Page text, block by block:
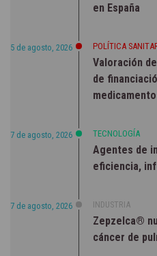
en España
5 de agosto, 2026 POLÍTICA
Valoración
de
7 de agosto, 2026 TECNOLOGÍA
Agentes de
eficiencia,
7 de agosto, 2026 INDUSTRIA
Zepzelca®
cáncer de